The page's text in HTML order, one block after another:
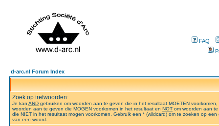
FAQ
d-arc.nl Forum Index
Zoek op trefwoorden:
Je kan AND gebruiken om woorden aan te geven die in het resultaat MOETEN voorkomen,
woorden aan te geven die MOGEN voorkomen in het resultaat en NOT om woorden aan
die NIET in het resultaat mogen voorkomen. Gebruik een * (wildcard) om te zoeken op een
van een woord.